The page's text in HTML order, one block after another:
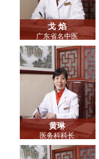
戈 焰
广东省名中医
主任中医师
硕士研究生导师
教授
黄琳
医务科科长
主任中医师
硕士研究生导师